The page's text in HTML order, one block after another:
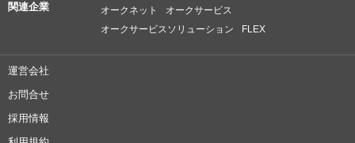
関連企業 オークネット
オークサービス
オークサービスソリューション
FLEX
運営会社
お問合せ
採用情報